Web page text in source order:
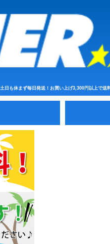
土日も休まず毎日発送！お買い上げ3,300円以上で送